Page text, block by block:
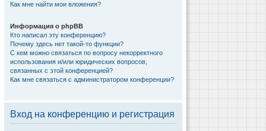
Как мне найти мои вложения?
Информация о phpBB
Кто написал эту конференцию?
Почему здесь нет такой-то функции?
С кем можно связаться по вопросу некорректного
использования и/или юридических вопросов,
связанных с этой конференцией?
Как мне связаться с администратором конференции?
Вход на конференцию и регистрация